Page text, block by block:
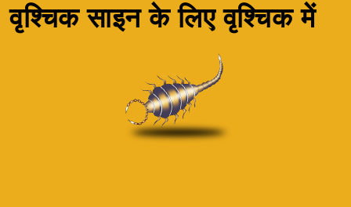
वृश्चिक साइन के लिए वृश्चिक में